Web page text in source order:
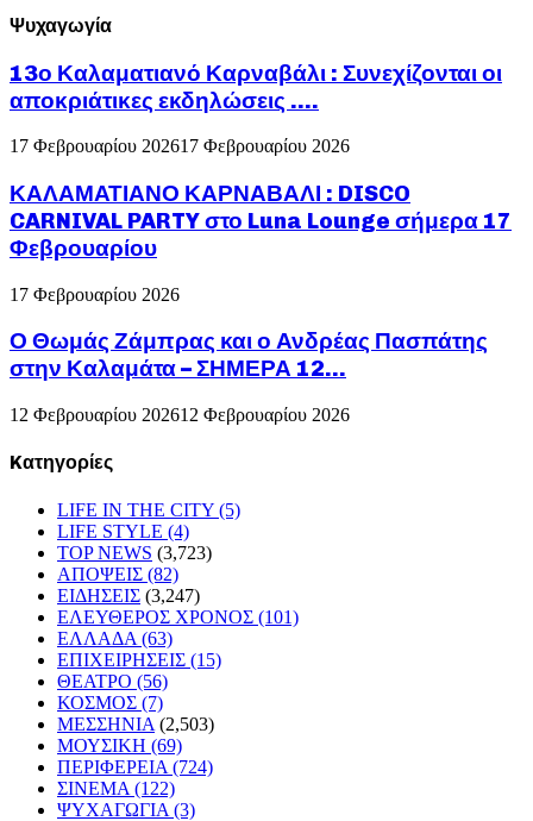
Ψυχαγωγία
13ο Καλαματιανό Καρναβάλι : Συνεχίζονται οι
αποκριάτικες εκδηλώσεις ….
17 Φεβρουαρίου 202617 Φεβρουαρίου 2026
ΚΑΛΑΜΑΤΙΑΝΟ ΚΑΡΝΑΒΑΛΙ : DISCO
CARNIVAL PARTY στο Luna Lounge σήμερα 17
Φεβρουαρίου
17 Φεβρουαρίου 2026
Ο Θωμάς Ζάμπρας και ο Ανδρέας Πασπάτης
στην Καλαμάτα – ΣΗΜΕΡΑ 12...
12 Φεβρουαρίου 202612 Φεβρουαρίου 2026
Kατηγορίες
LIFE IN THE CITY (5)
LIFE STYLE (4)
TOP NEWS (3,723)
ΑΠΟΨΕΙΣ (82)
ΕΙΔΗΣΕΙΣ (3,247)
ΕΛΕΥΘΕΡΟΣ ΧΡΟΝΟΣ (101)
ΕΛΛΑΔΑ (63)
ΕΠΙΧΕΙΡΗΣΕΙΣ (15)
ΘΕΑΤΡΟ (56)
ΚΟΣΜΟΣ (7)
ΜΕΣΣΗΝΙΑ (2,503)
ΜΟΥΣΙΚΗ (69)
ΠΕΡΙΦΕΡΕΙΑ (724)
ΣΙΝΕΜΑ (122)
ΨΥΧΑΓΩΓΙΑ (3)